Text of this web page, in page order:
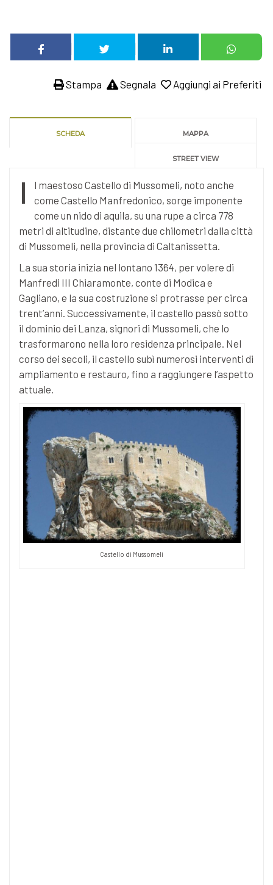
Aggiungi ai Preferiti
Segnala
Stampa
SCHEDA MAPPA
STREET VIEW
I
l maestoso Castello di Mussomeli, noto anche
come Castello Manfredonico, sorge imponente
come un nido di aquila, su una rupe a circa 778
metri di altitudine, distante due chilometri dalla città
di Mussomeli, nella provincia di Caltanissetta.
La sua storia inizia nel lontano 1364, per volere di
Manfredi III Chiaramonte, conte di Modica e
Gagliano, e la sua costruzione si protrasse per circa
trent’anni. Successivamente, il castello passò sotto
il dominio dei Lanza, signori di Mussomeli, che lo
trasformarono nella loro residenza principale. Nel
corso dei secoli, il castello subì numerosi interventi di
ampliamento e restauro, fino a raggiungere l’aspetto
attuale.
Castello di Mussomeli